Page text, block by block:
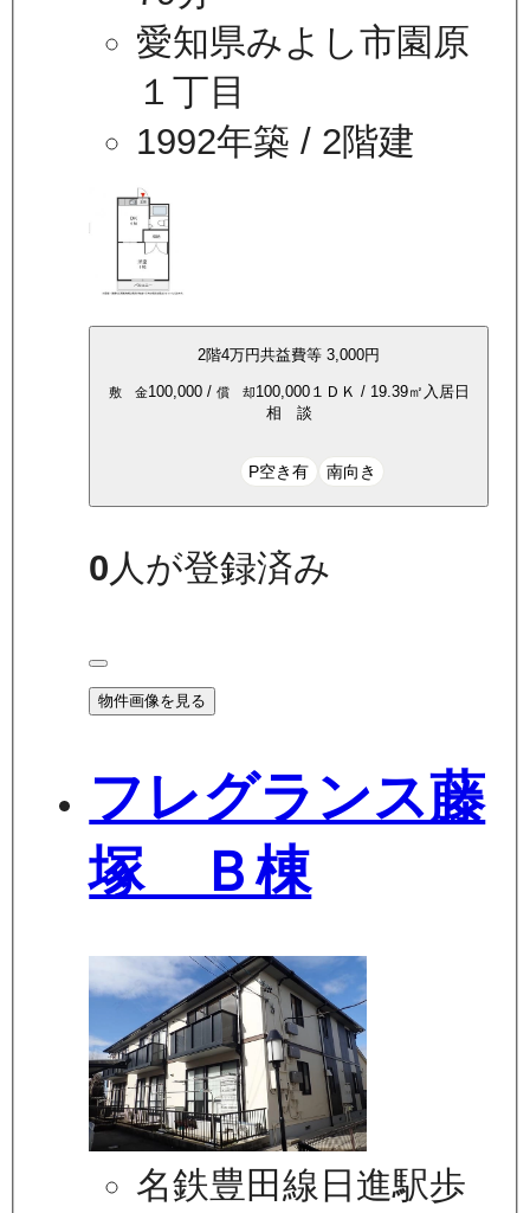
愛知県みよし市園原
１丁目
1992年築 / 2階建
2階4万円共益費等 3,000円
敷 金100,000/ 償 却100,000１ＤＫ / 19.39㎡ 入居日
相 談
P空き有 南向き
0 人が登録済み
物件画像を見る
フレグランス藤
塚 Ｂ棟
名鉄豊田線日進駅歩